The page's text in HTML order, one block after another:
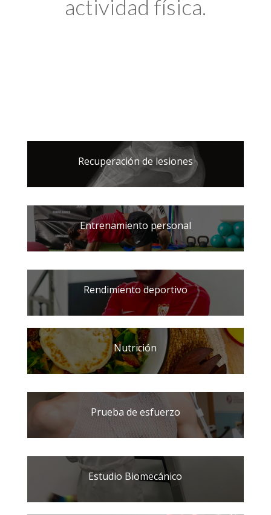
actividad física.
Recuperación de lesiones
Entrenamiento personal
Rendimiento deportivo
Nutrición
Prueba de esfuerzo
Estudio Biomecánico